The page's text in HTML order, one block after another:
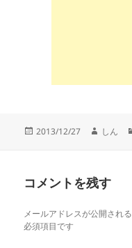
投
2013/12/27
作
しん
コメントを残す
メールアドレスが公開され
必須項目です